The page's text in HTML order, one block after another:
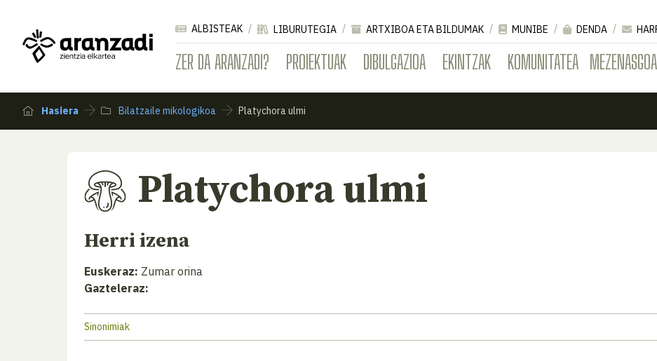
ZER DA ARANZADI? PROIEKTUAK DIBULGAZIOA EKINTZAK KOMUNITATEA MEZENASGOA
ALBISTEAK LIBURUTEGIA ARTXIBOA ETA BILDUMAK MUNIBE DENDA
Hasiera Bilatzaile mikologikoa Platychora ulmi
Platychora ulmi
Herri izena
Euskeraz: Zumar orina
Gazteleraz:
Sinonimiak